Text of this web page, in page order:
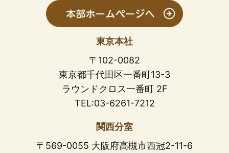
東京本社
〒102-0082
東京都千代田区一番町13-3
ラウンドクロス一番町 2F
TEL:03-6261-7212
関西分室
〒569-0055 大阪府高槻市西冠2-11-6